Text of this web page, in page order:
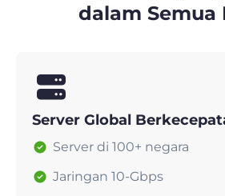
dalam Semua
Server Global
Server di 100+ negara
Jaringan 10-Gbps